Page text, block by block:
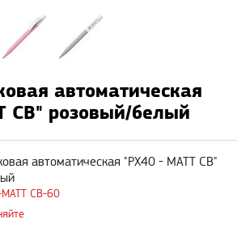
автоматическая
CB" розовый/белый
MATT CB-60
автоматическая "PX40 - MATT CB"